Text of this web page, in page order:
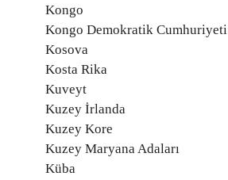
Kongo
Kongo Demokratik Cumhuriyeti
Kosova
Kosta Rika
Kuveyt
Kuzey İrlanda
Kuzey Kore
Kuzey Maryana Adaları
Küba